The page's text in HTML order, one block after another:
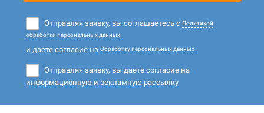
Отправляя заявку, вы соглашаетесь с Политикой
обработки персональных данных
и даете согласие на Обработку персональных данных
Отправляя заявку, вы даете согласие на
информационную и рекламную рассылку